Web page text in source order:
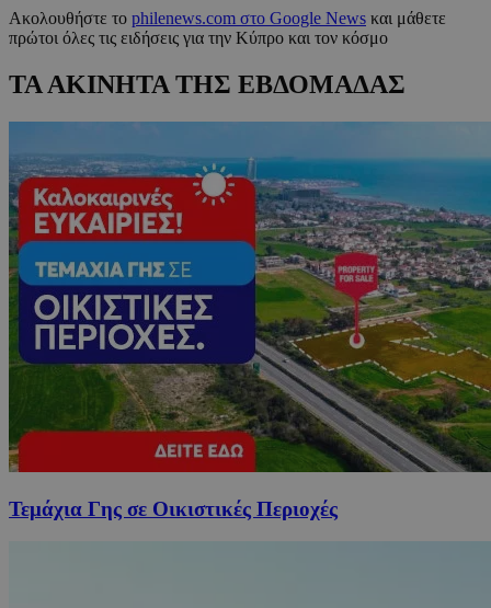
Ακολουθήστε το philenews.com στο Google News και μάθετε
πρώτοι όλες τις ειδήσεις για την Κύπρο και τον κόσμο
ΤΑ ΑΚΙΝΗΤΑ ΤΗΣ ΕΒΔΟΜΑΔΑΣ
Τεμάχια Γης σε Οικιστικές Περιοχές